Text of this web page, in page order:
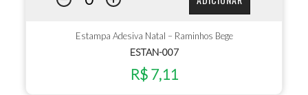
Estampa Adesiva Natal – Raminhos Bege
ESTAN-007
R$ 7,11